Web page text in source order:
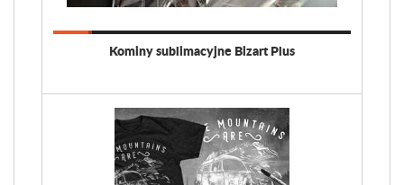
Kominy sublimacyjne Bizart Plus